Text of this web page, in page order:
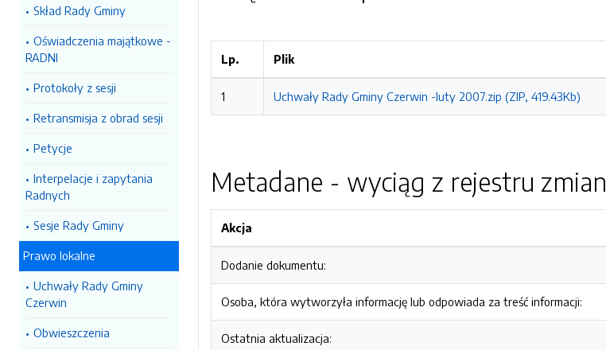
Skład Rady Gminy
Oświadczenia majątkowe -
RADNI
Protokoły z sesji
Retransmisja z obrad sesji
Petycje
Interpelacje i zapytania
Radnych
Sesje Rady Gminy
Prawo lokalne
Uchwały Rady Gminy
Czerwin
Obwieszczenia
Lp. Plik
1 Uchwały Rady Gminy Czerwin -luty 2007.zip (ZIP, 419.43Kb)
Metadane - wyciąg z rejestru zmian
Akcja
Dodanie dokumentu:
Osoba, która wytworzyła informację lub odpowiada za treść informacji:
Ostatnia aktualizacja: